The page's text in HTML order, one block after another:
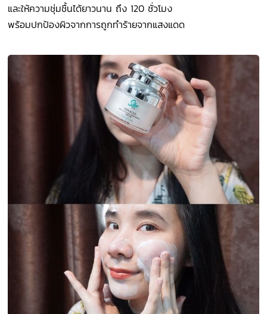
และให้ความชุ่มชื้นได้ยาวนาน ถึง 120 ชั่วโมง
พร้อมปกป้องผิวจากการถูกทำร้ายจากแสงแดด